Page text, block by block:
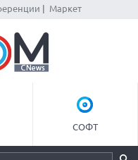
Маркет
СОФТ